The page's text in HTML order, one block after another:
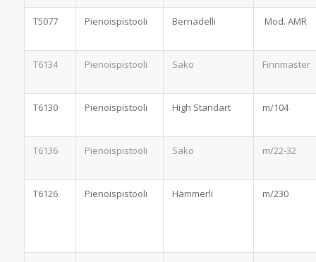
T5077 Pienoispistooli Bernadelli Mod. AMR
T6134 Pienoispistooli Sako Finnmaster
T6130 Pienoispistooli High Standart m/104
T6136 Pienoispistooli Sako m/22-32
T6126 Pienoispistooli Hämmerli m/230